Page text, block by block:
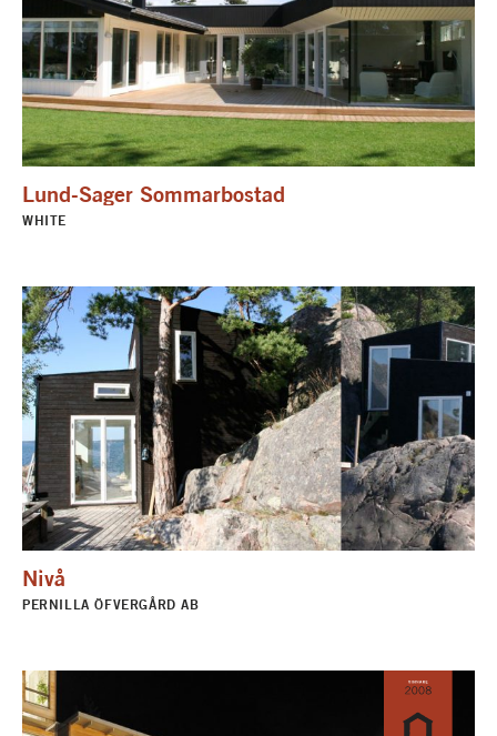
Lund-Sager Sommarbostad
WHITE
Nivå
PERNILLA ÖFVERGÅRD AB